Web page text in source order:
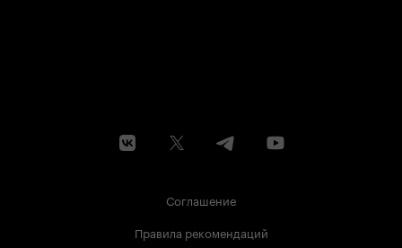
Соглашение
Правила рекомендаций